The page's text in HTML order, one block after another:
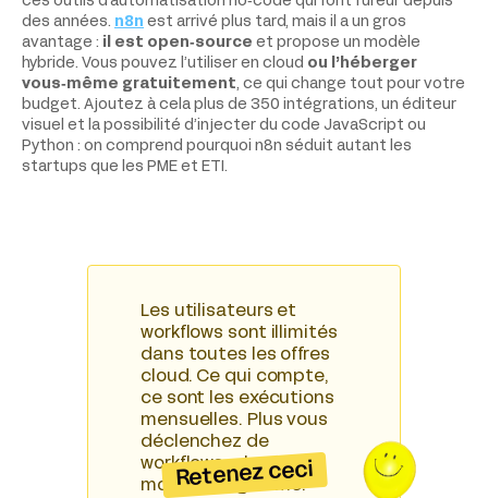
des années. n8n est arrivé plus tard, mais il a un gros
avantage : il est open‑source et propose un modèle
hybride. Vous pouvez l’utiliser en cloud ou l’héberger
vous‑même gratuitement, ce qui change tout pour votre
budget. Ajoutez à cela plus de 350 intégrations, un éditeur
visuel et la possibilité d’injecter du code JavaScript ou
Python : on comprend pourquoi n8n séduit autant les
startups que les PME et ETI.
Les utilisateurs et
workflows sont illimités
dans toutes les offres
cloud. Ce qui compte,
ce sont les exécutions
mensuelles. Plus vous
déclenchez de
workflows, plus vous
montez en gamme.
Retenez ceci